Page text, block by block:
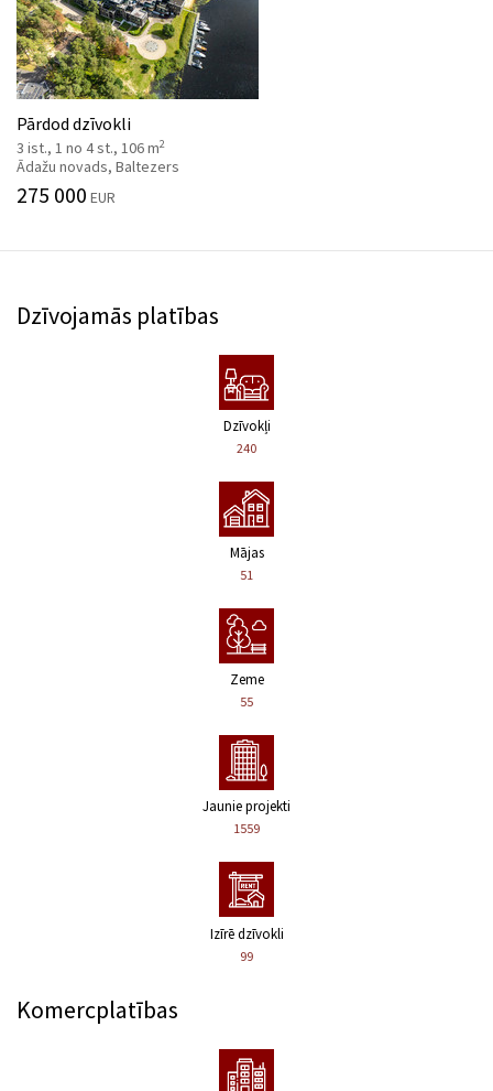
Pārdod dzīvokli
3 ist., 1 no 4 st., 106 m2
Ādažu novads, Baltezers
275 000 EUR
Dzīvojamās platības
Dzīvokļi
240
Mājas
51
Zeme
55
Jaunie projekti
1559
Izīrē dzīvokli
99
Komercplatības